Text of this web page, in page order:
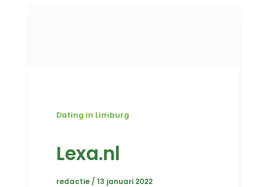
Dating in Limburg
Lexa.nl
redactie /13 januari 2022